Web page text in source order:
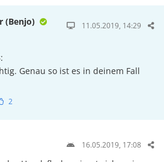
(Benjo) 11.05.2019, 14:29
Genau so ist es in deinem Fall
2
16.05.2019, 17:08